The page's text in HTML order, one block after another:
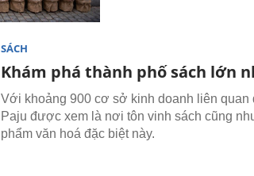
SÁCH
Khám phá thành phố sách lớn
Với khoảng 900 cơ sở kinh doanh liên quan
Paju được xem là nơi tôn vinh sách cũng
phẩm văn hoá đặc biệt này.